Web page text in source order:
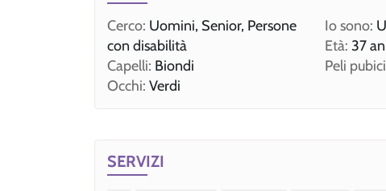
Cerco: Uomini, Senior, Persone
con disabilità
Capelli: Biondi
Occhi: Verdi
Io sono:
Età: 37
Peli
SERVIZI